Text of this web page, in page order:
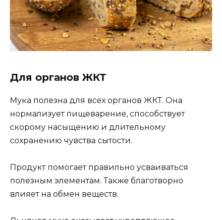
Для органов ЖКТ
Мука полезна для всех органов ЖКТ. Она
нормализует пищеварение, способствует
скорому насыщению и длительному
сохранению чувства сытости.
Продукт помогает правильно усваиваться
полезным элементам. Также благотворно
влияет на обмен веществ.